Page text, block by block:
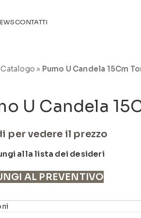
CONTATTI
Catalogo » Pumo U Candela 15Cm
U Candela
per vedere il prezzo
alla lista dei desideri
AL PREVENTIVO